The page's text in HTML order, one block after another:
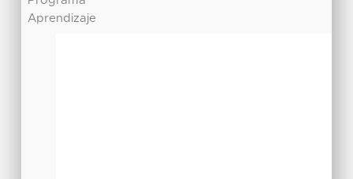
Aprendizaje